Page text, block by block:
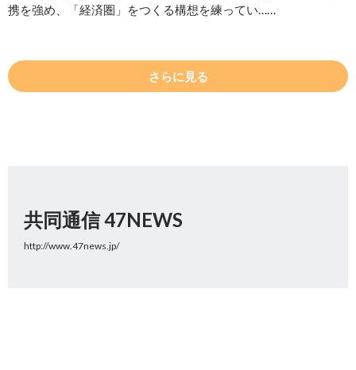
携を強め、「経済圏」をつくる構想を練ってい……
さらに見る
共同通信 47NEWS
http://www.47news.jp/